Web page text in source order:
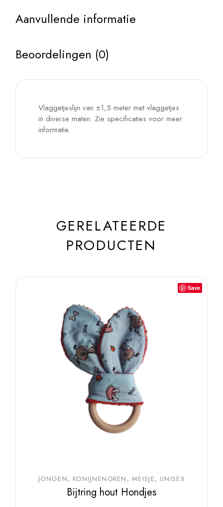
Aanvullende informatie
Beoordelingen (0)
Vlaggetjeslijn van ±1,5 meter met vlaggetjes
in diverse maten. Zie specificaties voor meer
informatie.
GERELATEERDE
PRODUCTEN
Save
JONGEN KONIJNENOREN MEISJE UNISEX
Bijtring hout Hondjes